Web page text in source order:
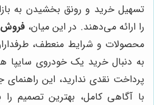
تسهیل خرید و رونق بخشیدن به
را ارائه می‌دهند. در این میان،فروش
محصولات و شرایط منعطف،
به دنبال خرید یک خودروی سایپا
پرداخت نقدی ندارید، این
با آگاهی کامل، بهترین تصمیم